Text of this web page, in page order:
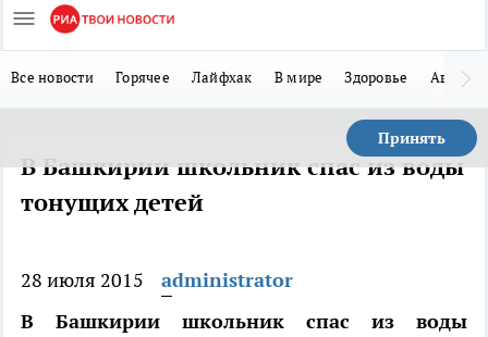
Все новости Горячее Лайфхак В мире Здоровье Авто
Принять
В Башкирии школьник спас из воды
тонущих детей
28 июля 2015
administrator
В Башкирии школьник спас из воды